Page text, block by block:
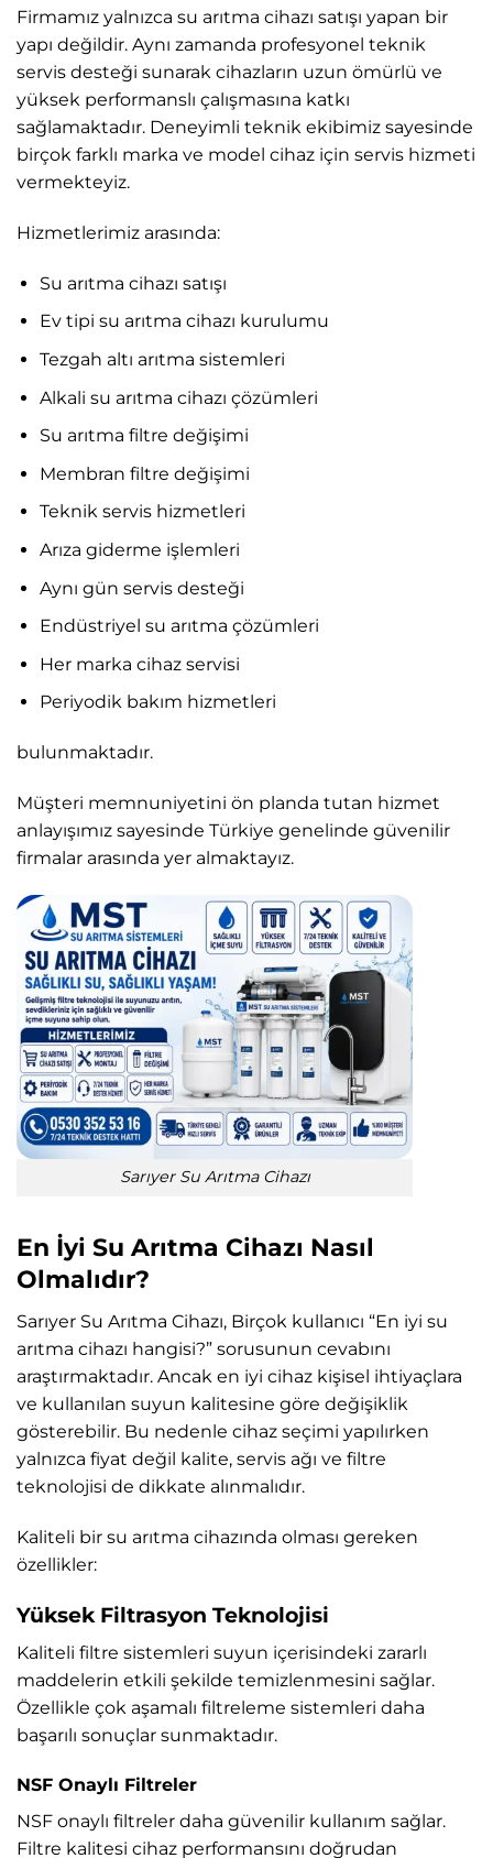
Firmamız yalnızca su arıtma cihazı satışı yapan bir
yapı değildir. Aynı zamanda profesyonel teknik
servis desteği sunarak cihazların uzun ömürlü ve
yüksek performanslı çalışmasına katkı
sağlamaktadır. Deneyimli teknik ekibimiz sayesinde
birçok farklı marka ve model cihaz için servis hizmeti
vermekteyiz.
Hizmetlerimiz arasında:
Su arıtma cihazı satışı
Ev tipi su arıtma cihazı kurulumu
Tezgah altı arıtma sistemleri
Alkali su arıtma cihazı çözümleri
Su arıtma filtre değişimi
Membran filtre değişimi
Teknik servis hizmetleri
Arıza giderme işlemleri
Aynı gün servis desteği
Endüstriyel su arıtma çözümleri
Her marka cihaz servisi
Periyodik bakım hizmetleri
bulunmaktadır.
Müşteri memnuniyetini ön planda tutan hizmet
anlayışımız sayesinde Türkiye genelinde güvenilir
firmalar arasında yer almaktayız.
Sarıyer Su Arıtma Cihazı
En İyi Su Arıtma Cihazı Nasıl
Olmalıdır?
Sarıyer Su Arıtma Cihazı, Birçok kullanıcı “En iyi su
arıtma cihazı hangisi?” sorusunun cevabını
araştırmaktadır. Ancak en iyi cihaz kişisel ihtiyaçlara
ve kullanılan suyun kalitesine göre değişiklik
gösterebilir. Bu nedenle cihaz seçimi yapılırken
yalnızca fiyat değil kalite, servis ağı ve filtre
teknolojisi de dikkate alınmalıdır.
Kaliteli bir su arıtma cihazında olması gereken
özellikler:
Yüksek Filtrasyon Teknolojisi
Kaliteli filtre sistemleri suyun içerisindeki zararlı
maddelerin etkili şekilde temizlenmesini sağlar.
Özellikle çok aşamalı filtreleme sistemleri daha
başarılı sonuçlar sunmaktadır.
NSF Onaylı Filtreler
NSF onaylı filtreler daha güvenilir kullanım sağlar.
Filtre kalitesi cihaz performansını doğrudan